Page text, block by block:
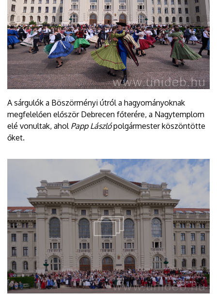
A sárgulók a Böszörményi útról a hagyományoknak
megfelelően először Debrecen főterére, a Nagytemplom
elé vonultak, ahol Papp Lászlópolgármester köszöntötte
őket.